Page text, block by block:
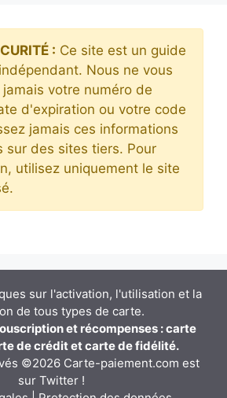
: Ce site est un guide
Nous ne vous
votre numéro de
d'expiration ou votre code
jamais ces informations
sur des sites tiers. Pour
utilisez uniquement le site
sur l'activation, l'utilisation et la
de tous types de carte.
et récompenses : carte
de crédit et carte de fidélité.
©2026 Carte-paiement.com est
sur Twitter!